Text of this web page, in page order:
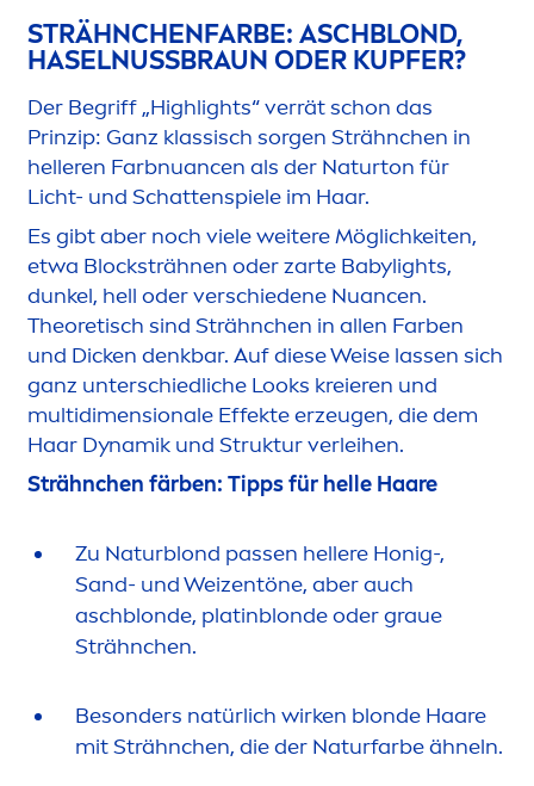
STRÄHNCHENFARBE: ASCHBLOND,
HASELNUSSBRAUN ODER KUPFER?
Der Begriff „Highlights“ verrät schon das
Prinzip: Ganz klassisch sorgen Strähnchen in
helleren Farbnuancen als der Naturton für
Licht- und Schattenspiele im Haar.
Es gibt aber noch viele weitere Möglichkeiten,
etwa Blocksträhnen oder zarte Babylights,
dunkel, hell oder verschiedene Nuancen.
Theoretisch sind Strähnchen in allen Farben
und Dicken denkbar. Auf diese Weise lassen sich
ganz unterschiedliche Looks kreieren und
multidimensionale Effekte erzeugen, die dem
Haar Dynamik und Struktur verleihen.
Strähnchen färben: Tipps für helle Haare
Zu Naturblond passen hellere Honig-,
Sand- und Weizentöne, aber auch
aschblonde, platinblonde oder graue
Strähnchen.
Besonders natürlich wirken blonde Haare
mit Strähnchen, die der Naturfarbe ähneln.